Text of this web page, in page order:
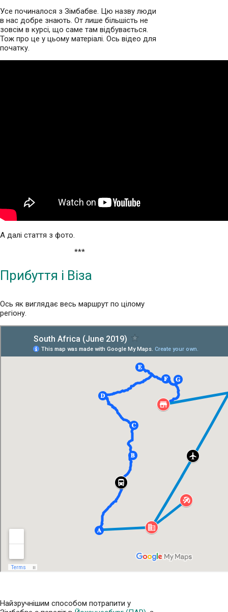
Усе починалося з Зімбабве. Цю назву люди
в нас добре знають. От лише більшість не
зовсім в курсі, що саме там відбувається.
Тож про це у цьому матеріалі. Ось відео для
початку.
А далі стаття з фото.
***
Прибуття і Віза
Ось як виглядає весь маршрут по цілому
регіону.
Найзручнішим способом потрапити у